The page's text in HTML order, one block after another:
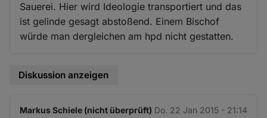
Sauerei. Hier wird Ideologie transportiert und das
ist gelinde gesagt abstoßend. Einem Bischof
würde man dergleichen am hpd nicht gestatten.
Diskussion anzeigen
Markus Schiele (nicht überprüft) Do. 22 Jan 2015 - 21:14